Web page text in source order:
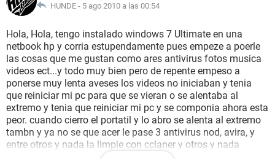
HUNDE - 5 ago 2010 a las 00:54
Hola, Hola, tengo instalado windows 7 Ultimate en una
netbook hp y corria estupendamente pues empeze a poerle
las cosas que me gustan como ares antivirus fotos musica
videos ect...y todo muy bien pero de repente empeso a
ponerse muy lenta aveses los videos no iniciaban y tenia
que reiniciar mi pc para que se vieran o se alentaba al
extremo y tenia que reiniciar mi pc y se componia ahora esta
peor. cuando cierro el portatil y lo abro se alenta al extremo
tambn y ya no se que acer le pase 3 antivirus nod, avira, y
entre otros y nada la limpie con cclaner y otros y nada